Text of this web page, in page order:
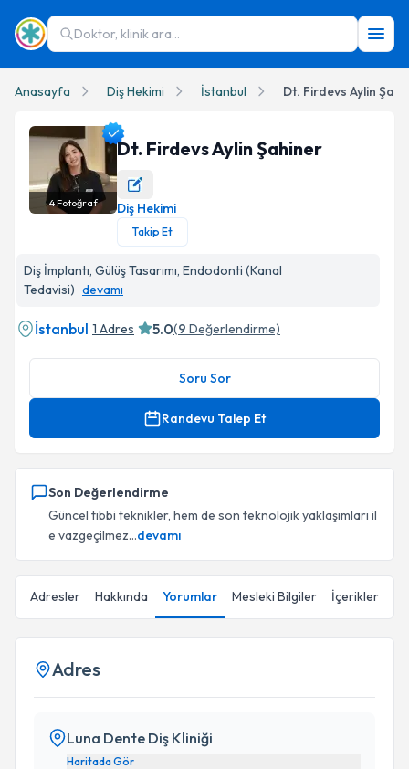
Doktor, klinik ara...
Anasayfa Diş Hekimi İstanbul Dt. Firdevs Aylin
Dt. Firdevs Aylin Şahiner Profil Fotoğrafı
4Fotoğraf
Dt. Firdevs Aylin Şahiner
Diş Hekimi
Takip Et
Diş İmplantı, Gülüş Tasarımı, Endodonti (Kanal
Tedavisi) devamı
İstanbul 1 Adres 5.0(9 Değerlendirme)
Soru Sor
Randevu Talep Et
Son Değerlendirme
Güncel tıbbi teknikler, hem de son teknolojik yaklaşımları il
e vazgeçilmez...devamı
Adresler Hakkında Yorumlar Mesleki Bilgiler İçerikler
Adres
Luna Dente Diş Kliniği
Haritada Gör